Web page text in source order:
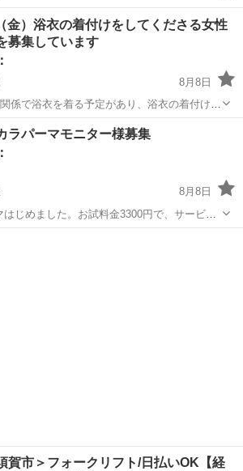
金）浴衣の着付けをしてくださる女性
募集しています
8月8日
係で浴衣を着る予定があり、浴衣の着付けを
衣〜小物類まではすべて自
こ
か...
手伝って/助けて 浴衣
ラパーマモニター様募集
8月8日
じめました。お試料金3300円で、サービス
賀市＞フォークリフト/日払いOK【経